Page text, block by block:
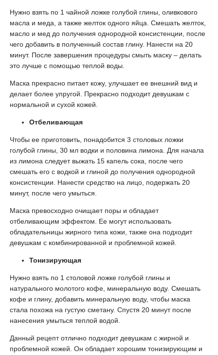
Нужно взять по 1 чайной ложке голубой глины, оливкового
масла и меда, а также желток одного яйца. Смешать желток,
масло и мед до получения однородной консистенции, после
чего добавить в полученный состав глину. Нанести на 20
минут. После завершения процедуры смыть маску – делать
это лучше с помощью теплой воды.
Маска прекрасно питает кожу, улучшает ее внешний вид и
делает более упругой. Прекрасно подходит девушкам с
нормальной и сухой кожей.
Отбеливающая
Чтобы ее приготовить, понадобится 3 столовых ложки
голубой глины, 30 мл водки и половина лимона. Для начала
из лимона следует выжать 15 капель сока, после чего
смешать его с водкой и глиной до получения однородной
консистенции. Нанести средство на лицо, подержать 20
минут, после чего умыться.
Маска превосходно очищает поры и обладает
отбеливающим эффектом. Ее могут использовать
обладательницы жирного типа кожи, также она подходит
девушкам с комбинированной и проблемной кожей.
Тонизирующая
Нужно взять по 1 столовой ложке голубой глины и
натурального молотого кофе, минеральную воду. Смешать
кофе и глину, добавить минеральную воду, чтобы маска
стала похожа на густую сметану. Спустя 20 минут после
нанесения умыться теплой водой.
Данный рецепт отлично подходит девушкам с жирной и
проблемной кожей. Он обладает хорошим тонизирующим и